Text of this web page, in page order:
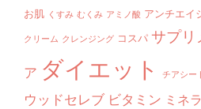
お肌 くすみ むくみ アミノ酸 アンチエイ
クリーム クレンジング コスパ サプリ
ア ダイエット チアシー
ウッドセレブ ビタミン ミネ